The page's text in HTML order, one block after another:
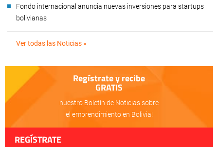
Fondo internacional anuncia nuevas inversiones para startups
bolivianas
Ver todas las Noticias »
Regístrate y recibe
GRATIS
nuestro Boletín de Noticias sobre
el emprendimiento en Bolivia!
REGÍSTRATE